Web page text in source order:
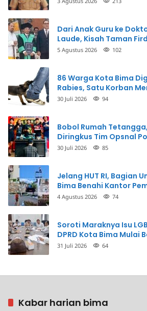
Dari Anak Guru ke
Laude, Kisah Taman
5 Agustus 2026 102
86 Warga Kota Bima
Rabies, Satu Korban
30 Juli 2026 94
Bobol Rumah
Diringkus Tim Opsnal
30 Juli 2026 85
Jelang HUT RI, Bagian
Bima Benahi Kantor
4 Agustus 2026 74
Soroti Maraknya Isu
DPRD Kota Bima Mulai
Perda Pencegahan
31 Juli 2026 64
Kabar harian bima